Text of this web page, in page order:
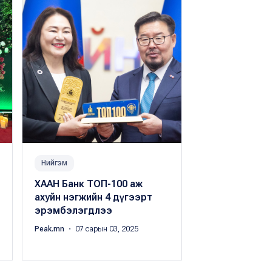
Нийгэм
ХААН Банк ТОП-100 аж
ахуйн нэгжийн 4 дүгээрт
эрэмбэлэгдлээ
Peak.mn ・ 07 сарын 03, 2025